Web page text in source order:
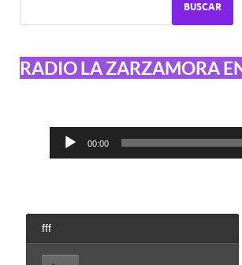
BUSCAR
RADIO LA ZARZAMORA
Reproductor
00:00